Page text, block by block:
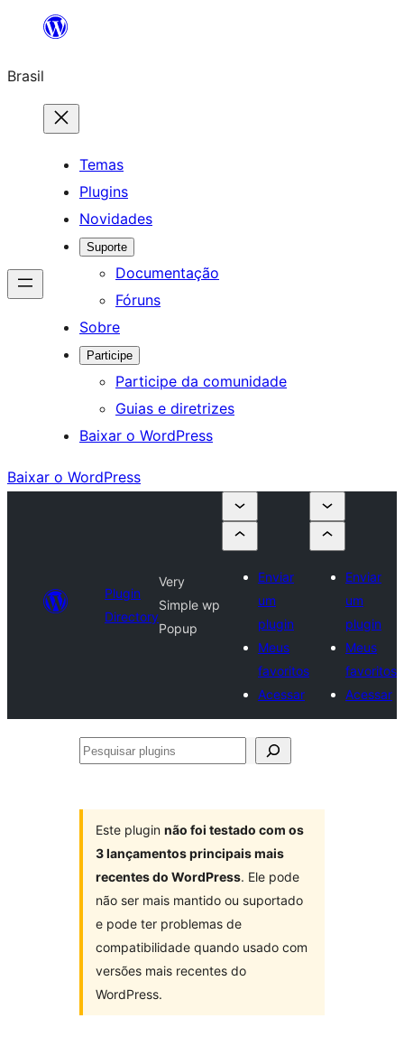
o
conteúdo
Brasil
Temas
Plugins
Novidades
Suporte
Documentação
Fóruns
Sobre
Participe
Participe da comunidade
Guias e diretrizes
Baixar o WordPress
Baixar o WordPress
Plugin
Directory
Very
Simple wp
Popup
Enviar
um
plugin
Meus
favoritos
Acessar
Enviar
um
plugin
Meus
favoritos
Acessar
Pesquisar
Este plugin não foi testado com os
3 lançamentos principais mais
recentes do WordPress. Ele pode
não ser mais mantido ou suportado
e pode ter problemas de
compatibilidade quando usado com
versões mais recentes do
WordPress.